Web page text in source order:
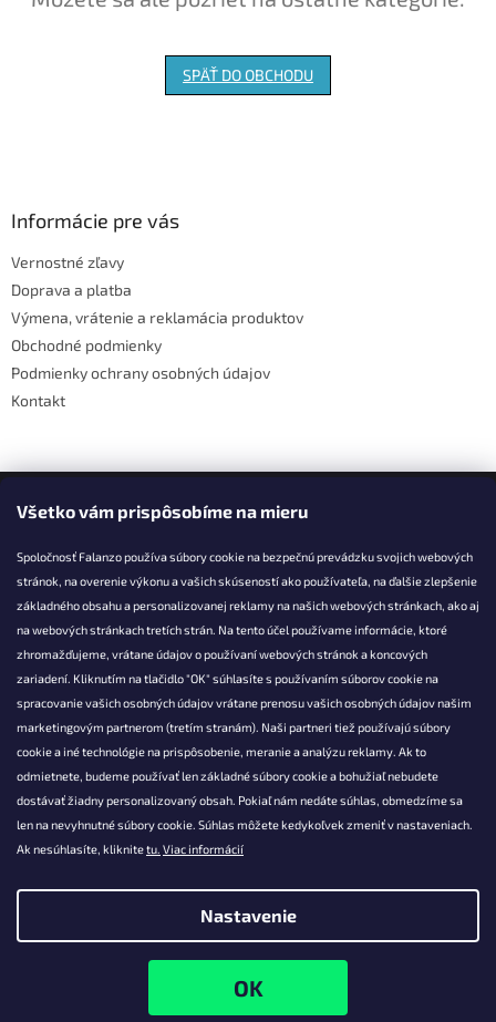
Všetko vám prispôsobíme na mieru
Spoločnosť Falanzo používa súbory cookie na bezpečnú prevádzku svojich webových
stránok, na overenie výkonu a vašich skúseností ako používateľa, na ďalšie zlepšenie
základného obsahu a personalizovanej reklamy na našich webových stránkach, ako aj
na webových stránkach tretích strán. Na tento účel používame informácie, ktoré
zhromažďujeme, vrátane údajov o používaní webových stránok a koncových
zariadení. Kliknutím na tlačidlo "OK" súhlasíte s používaním súborov cookie na
spracovanie vašich osobných údajov vrátane prenosu vašich osobných údajov našim
marketingovým partnerom (tretím stranám). Naši partneri tiež používajú súbory
cookie a iné technológie na prispôsobenie, meranie a analýzu reklamy. Ak to
odmietnete, budeme používať len základné súbory cookie a bohužiaľ nebudete
dostávať žiadny personalizovaný obsah. Pokiaľ nám nedáte súhlas, obmedzíme sa
len na nevyhnutné súbory cookie. Súhlas môžete kedykoľvek zmeniť v nastaveniach.
Ak nesúhlasíte, kliknitetu. Viac informácií
Nastavenie
SPÄŤ DO OBCHODU
Informácie pre vás
Vernostné zľavy
Doprava a platba
Výmena, vrátenie a reklamácia produktov
Obchodné podmienky
Podmienky ochrany osobných údajov
Kontakt
Facebook
KONTAKT
info@falanzo.sk
Falanzo.sk
FalanzoSK
Falanzo.sk. Všetky práva vyhradené.